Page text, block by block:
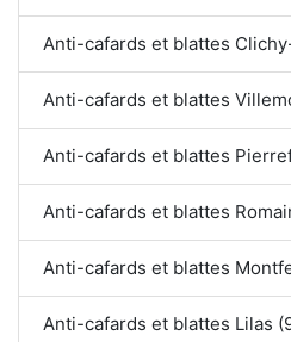
Anti-cafards et blattes
Anti-cafards et blattes
Anti-cafards et blattes
Anti-cafards et blattes
Anti-cafards et blattes
Anti-cafards et blattes Lilas